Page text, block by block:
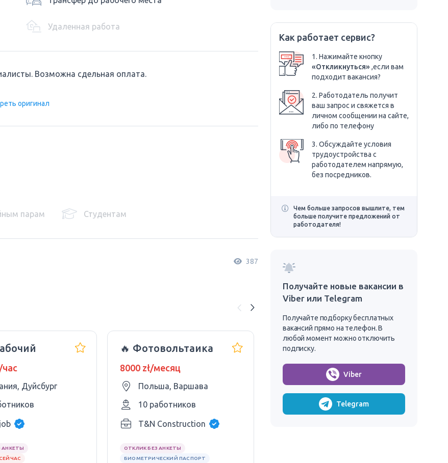
Удаленная работа
Возможна сдельная оплата.
оригинал
парам Студентам
387
час
Дуйсбург
АНКЕТЫ
🔥 Фотовольтаика
8000 zł/месяц
Польша, Варшава
10 работников
T&N Construction
ОТКЛИК БЕЗ АНКЕТЫ
БИОМЕТРИЧЕСКИЙ ПАСПОРТ
Строительный
рабочий - Варшава
представительства)
5600 – 8000 zł/месяц
Польша, Варшава
Как работает сервис?
1. Нажимайте кнопку
«Откликнуться»,если вам
подходит вакансия?
2. Работодатель получит
ваш запрос и свяжется в
личном сообщении на сайте,
либо по телефону
3. Обсуждайте условия
трудоустройства с
работодателем напрямую,
без посредников.
Чем больше запросов вышлите, тем
больше получите предложений от
работодателя!
Получайте новые вакансии в
Viber или Telegram
Получайте подборку бесплатных
вакансий прямо на телефон. В
любой момент можно отключить
подписку.
Viber
Telegram